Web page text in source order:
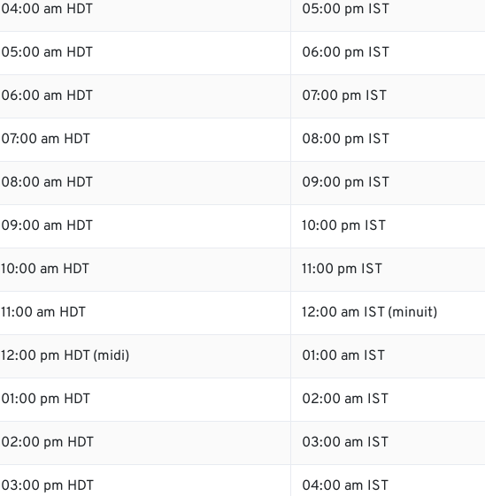
04:00 am HDT 05:00 pm IST
05:00 am HDT 06:00 pm IST
06:00 am HDT 07:00 pm IST
07:00 am HDT 08:00 pm IST
08:00 am HDT 09:00 pm IST
09:00 am HDT 10:00 pm IST
10:00 am HDT 11:00 pm IST
11:00 am HDT 12:00 am IST (minuit)
12:00 pm HDT (midi) 01:00 am IST
01:00 pm HDT 02:00 am IST
02:00 pm HDT 03:00 am IST
03:00 pm HDT 04:00 am IST